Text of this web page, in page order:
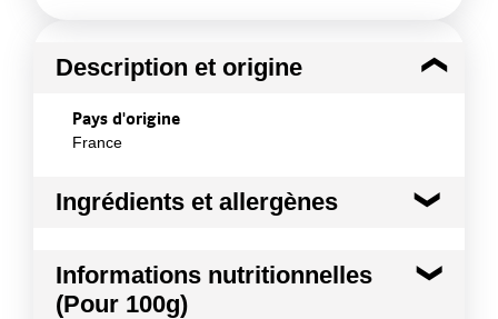
Description et origine
Pays d'origine
France
Ingrédients et allergènes
CHOU RAVE VERT BIO
Conformément aux informations transmises
Informations nutritionnelles
(Pour 100g)